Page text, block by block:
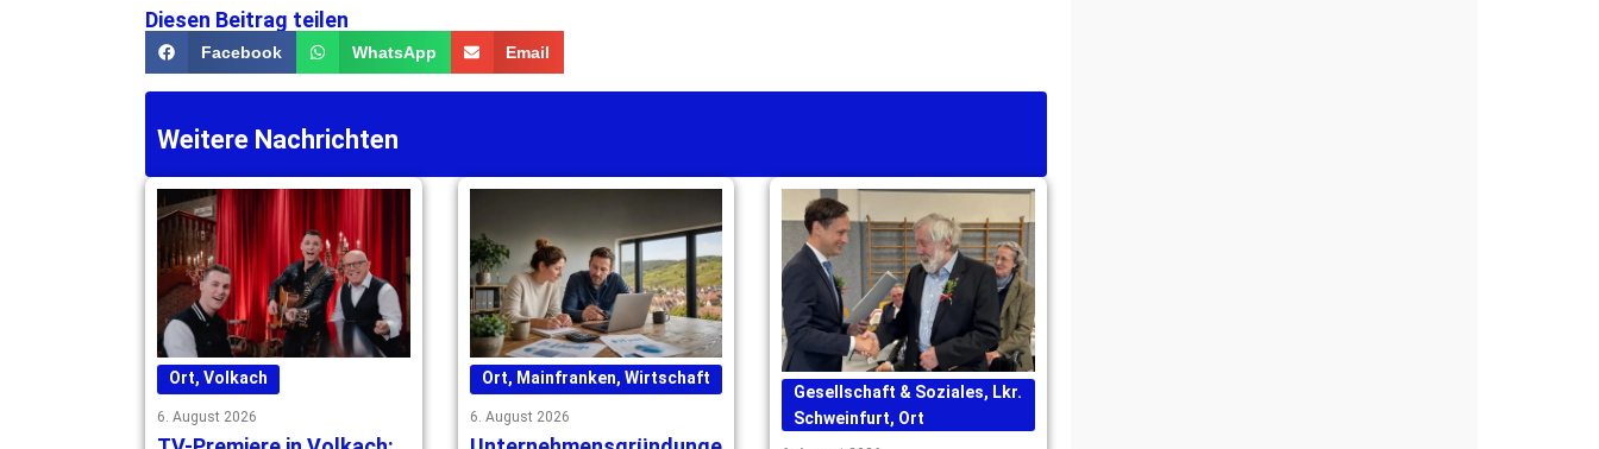
Diesen Beitrag teilen
Facebook WhatsApp Email
Weitere Nachrichten
Ort, Volkach
6. August 2026
Ort, Mainfranken, Wirtschaft
6. August 2026
Gesellschaft & Soziales, Lkr.
Schweinfurt, Ort